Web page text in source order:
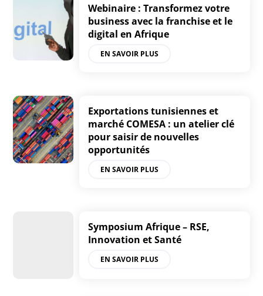
Webinaire : Transformez votre
business avec la franchise et le
digital en Afrique
EN SAVOIR PLUS
Exportations tunisiennes et
marché COMESA : un atelier clé
pour saisir de nouvelles
opportunités
EN SAVOIR PLUS
Symposium Afrique – RSE,
Innovation et Santé
EN SAVOIR PLUS